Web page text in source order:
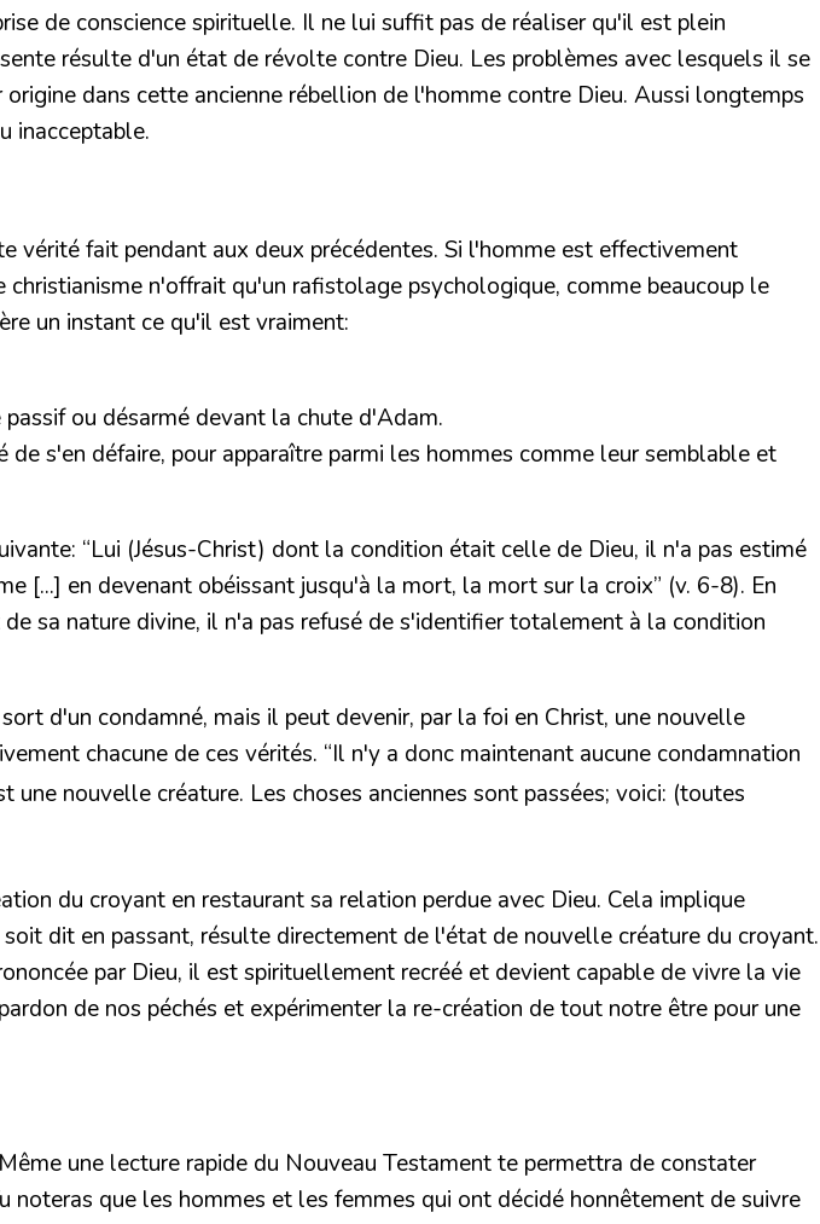
de conscience spirituelle. Il ne lui suffit pas de réaliser qu'il est plein
résulte d'un état de révolte contre Dieu. Les problèmes avec lesquels il se
dans cette ancienne rébellion de l'homme contre Dieu. Aussi longtemps
inacceptable.
vérité fait pendant aux deux précédentes. Si l'homme est effectivement
n'offrait qu'un rafistolage psychologique, comme beaucoup le
un instant ce qu'il est vraiment:
ou désarmé devant la chute d'Adam.
s'en défaire, pour apparaître parmi les hommes comme leur semblable et
“Lui (Jésus-Christ) dont la condition était celle de Dieu, il n'a pas estimé
[...] en devenant obéissant jusqu'à la mort, la mort sur la croix” (v. 6-8). En
sa nature divine, il n'a pas refusé de s'identifier totalement à la condition
d'un condamné, mais il peut devenir, par la foi en Christ, une nouvelle
chacune de ces vérités. “Il n'y a donc maintenant aucune condamnation
une nouvelle créature. Les choses anciennes sont passées; voici: (toutes
du croyant en restaurant sa relation perdue avec Dieu. Cela implique
dit en passant, résulte directement de l'état de nouvelle créature du croyant.
par Dieu, il est spirituellement recréé et devient capable de vivre la vie
de nos péchés et expérimenter la re-création de tout notre être pour une
une lecture rapide du Nouveau Testament te permettra de constater
que les hommes et les femmes qui ont décidé honnêtement de suivre